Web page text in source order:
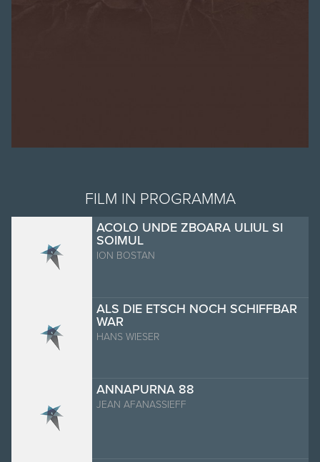
FILM IN PROGRAMMA
ACOLO UNDE ZBOARA ULIUL SI
SOIMUL
ION BOSTAN
ALS DIE ETSCH NOCH SCHIFFBAR
WAR
HANS WIESER
ANNAPURNA 88
JEAN AFANASSIEFF